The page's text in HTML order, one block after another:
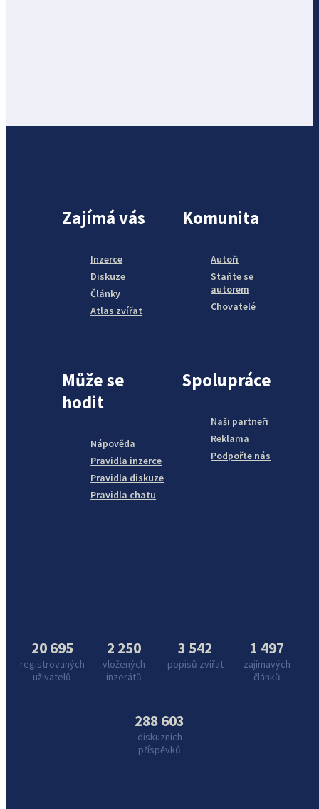
Zajímá vás
Inzerce
Diskuze
Články
Atlas zvířat
Komunita
Autoři
Staňte se
autorem
Chovatelé
Může se
hodit
Nápověda
Pravidla inzerce
Pravidla diskuze
Pravidla chatu
Spolupráce
Naši partneři
Reklama
Podpořte nás
20 695
registrovaných
uživatelů
2 250
vložených
inzerátů
3 542
popisů zvířat
1 497
zajímavých
článků
288 603
diskuzních
příspěvků